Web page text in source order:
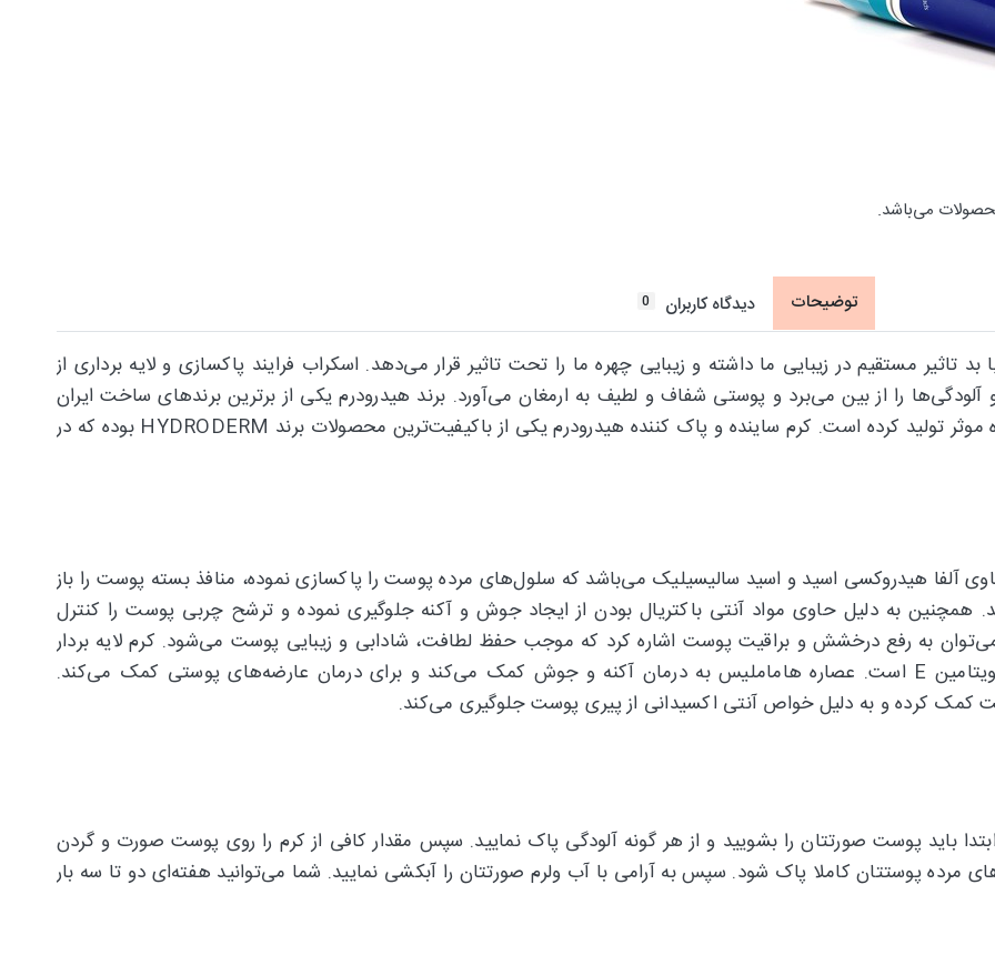
می‌باشد.
توضیحات دیدگاه کاربران 0
مستقیم در زیبایی ما داشته و زیبایی چهره ما را تحت تاثیر قرار می‌دهد. اسکراب فرایند پاکسازی و لایه برداری از
را از بین می‌برد و پوستی شفاف و لطیف به ارمغان می‌آورد. برند هیدرودرم یکی از برترین برندهای ساخت ایران
بوده که با استفاده از ترکیباتی طبیعی محصولاتی فوق‌العاده موثر تولید کرده است. کرم ساینده و پاک کننده هیدرودرم یکی از باکیفیت‌ترین محصولات برند HYDRODERM بوده که در
آلفا هیدروکسی اسید و اسید سالیسیلیک می‌باشد که سلول‌های مرده پوست را پاکسازی نموده، منافذ بسته پوست را باز
به دلیل حاوی مواد آنتی باکتریال بودن از ایجاد جوش و آکنه جلوگیری نموده و ترشح چربی پوست را کنترل
می‌توان به رفع درخشش و براقیت پوست اشاره کرد که موجب حفظ لطافت، شادابی و زیبایی پوست می‌شود. کرم لایه بردار
هیدرودرم حاوی عصاره هاماملیس، روغن جوانه گندم و ویتامین E است. عصاره هاماملیس به درمان آکنه و جوش کمک می‌کند و برای درمان عارضه‌های پوستی کمک می‌کند.
باید پوست صورتتان را بشویید و از هر گونه آلودگی پاک نمایید. سپس مقدار کافی از کرم را روی پوست صورت و گردن
مرده پوستتان کاملا پاک شود. سپس به آرامی با آب ولرم صورتتان را آبکشی نمایید. شما می‌توانید هفته‌ای دو تا سه بار